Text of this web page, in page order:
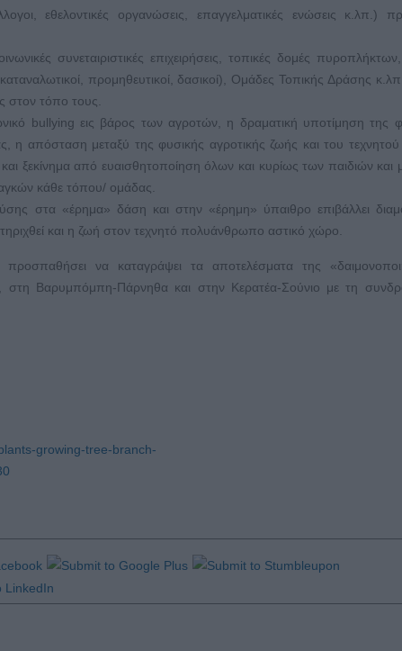
εθελοντικές οργανώσεις, επαγγελματικές ενώσεις κ.λπ.)
συνεταιριστικές επιχειρήσεις, τοπικές δομές
καταναλωτικοί, προμηθευτικοί, δασικοί), Ομάδες Τοπικής Δράσης
στον τόπο τους.
bullying εις βάρος των αγροτών, η δραματική υποτίμηση της
η απόσταση μεταξύ της φυσικής αγροτικής ζωής και του τεχνητού
ξεκίνημα από ευαισθητοποίηση όλων και κυρίως των παιδιών και
κάθε τόπου/ ομάδας.
στα «έρημα» δάση και στην «έρημη» ύπαιθρο επιβάλλει
και η ζωή στον τεχνητό πολυάνθρωπο αστικό χώρο.
να καταγράψει τα αποτελέσματα της
στη Βαρυμπόμπη-Πάρνηθα και στην Κερατέα-Σούνιο με τη
growing-tree-branch-